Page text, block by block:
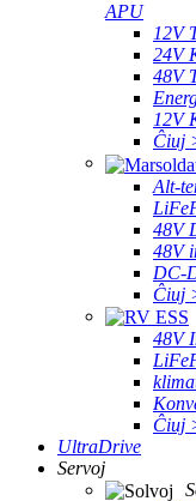
APU
12V
24V
48V
12V
Ĉiuj
Alt-
48V
48V
DC-
Ĉiuj
48V
Ĉiuj
UltraDrive
Servoj